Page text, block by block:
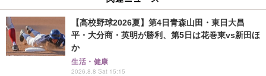
【高校野球2026夏】第4日青森山田・東日大昌
平・大分商・英明が勝利、第5日は花巻東vs新田ほ
か
生活・健康
2026.8.8 Sat 15:15